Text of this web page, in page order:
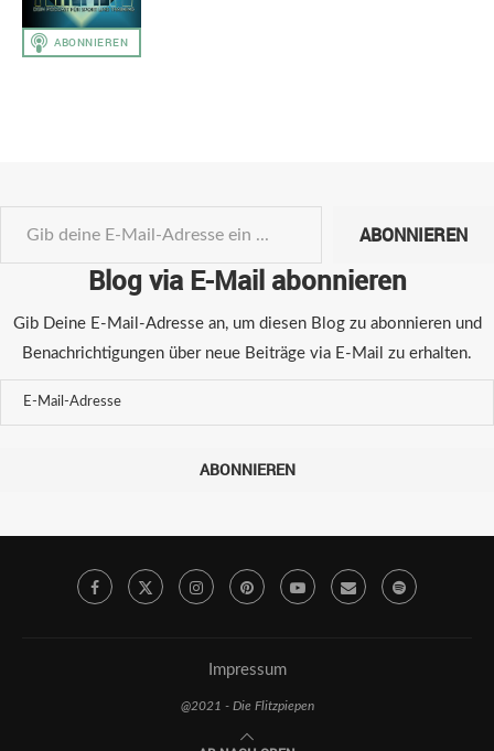
ABONNIEREN
Blog via E-Mail abonnieren
Gib Deine E-Mail-Adresse an, um diesen Blog zu abonnieren und
Benachrichtigungen über neue Beiträge via E-Mail zu erhalten.
ABONNIEREN
Impressum
@2021 - Die Flitzpiepen